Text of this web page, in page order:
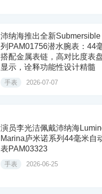
沛纳海推出全新Submersible
列PAM01756潜水腕表：44
搭配金属表链，高对比度表
显示，诠释功能性设计精髓
手表 2026-07-07
演员李光洁佩戴沛纳海
Marina庐米诺系列44毫米自
表PAM03323
手表 2026-06-25